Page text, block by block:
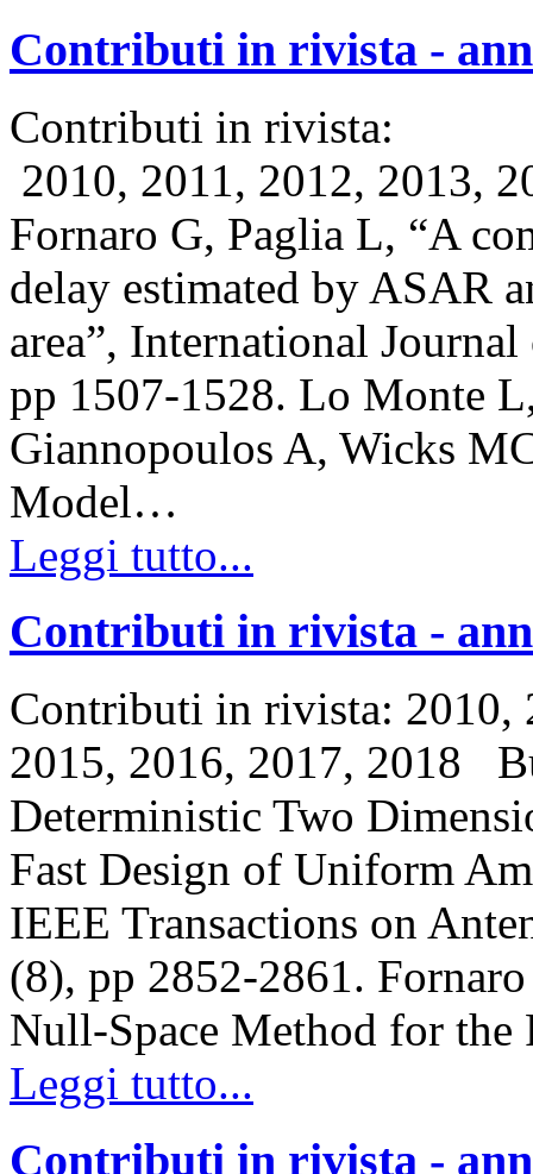
Contributi in rivista -
Contributi in rivista:
2010, 2011, 2012, 2013,
Fornaro G, Paglia L, “A
delay estimated by ASAR
area”, International
pp 1507-1528. Lo Monte
Giannopoulos A, Wicks
Model…
Leggi tutto...
Contributi in rivista -
Contributi in rivista: 2010,
2015, 2016, 2017, 2018
Deterministic Two
Fast Design of Uniform
IEEE Transactions on
(8), pp 2852-2861.
Null-Space Method for
Leggi tutto...
Contributi in rivista -